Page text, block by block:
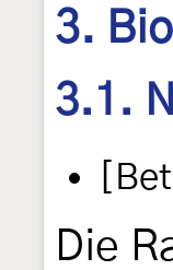
3.
3.1.
Die